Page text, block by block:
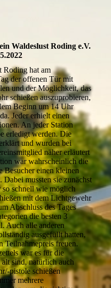
Waldeslust Roding e.V.
Roding hat am
der offenen Tür mit
und der Möglichkeit, das
schießen auszuprobieren,
Beginn um 14 Uhr
Jeder erhielt einen
An jeder Station
erledigt werden. Die
und wurden bei
näher erläutert
war wahrscheinlich die
Besucher einen kleinen
Dabei mussten sie zunächst
schnell wie möglich
mit dem Lichtgewehr
Abschluss des Tages
die besten 3
Auch alle anderen
ausgefüllt hatten,
Teilnahmepreis freuen.
war es für die
alt sind, natürlich auch
pistole schießen
mehrere